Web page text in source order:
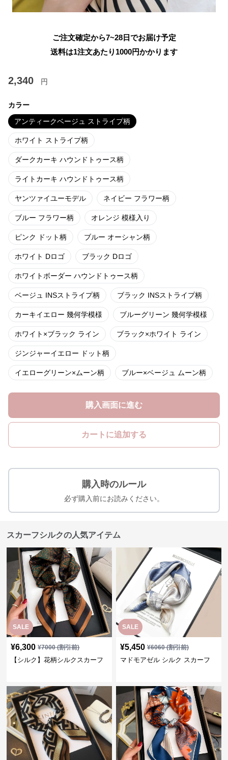
ご注文確定から7~28日でお届け予定
送料は1注文あたり 1000円かかります
2,340 円
カラー
アンティークベージュ ストライプ柄
ホワイト ストライプ柄
ダークカーキ ハウンドトゥース柄
ライトカーキ ハウンドトゥース柄
ヤンツァイユーモデル ネイビー フラワー柄
ブルー フラワー柄 オレンジ 模様入り
ピンク ドット柄 ブルー オーシャン柄
ホワイト Dロゴ ブラック Dロゴ
ホワイトボーダー ハウンドトゥース柄
ベージュ INSストライプ柄 ブラック INSストライプ柄
カーキイエロー 幾何学模様 ブルーグリーン 幾何学模様
ホワイト×ブラック ライン ブラック×ホワイト ライン
ジンジャーイエロー ドット柄
イエローグリーン×ムーン柄 ブルー×ベージュ ムーン柄
購入画面に進む
カートに追加する
購入時のルール
必ず購入前にお読みください。
スカーフシルクの人気アイテム
SALE
¥6,300 ¥7000(割引前)
【シルク】花柄シルクスカーフ
SALE
¥5,450 ¥6060(割引前)
マドモアゼル シルク スカーフ